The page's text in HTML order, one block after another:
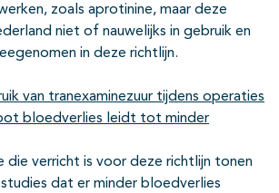
zoals aprotinine, maar deze
niet of nauwelijks in gebruik en
in deze richtlijn.
van tranexaminezuur tijdens operaties
bloedverlies leidt tot minder
die verricht is voor deze richtlijn tonen
dat er minder bloedverlies